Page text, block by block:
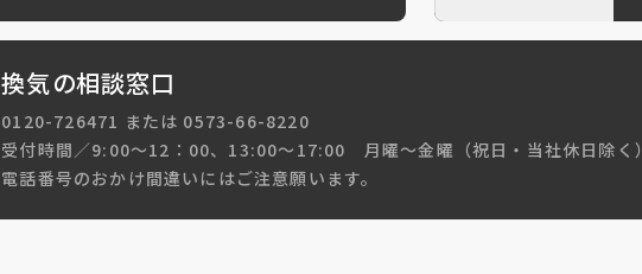
換気の相談窓口
0120-726471 または 0573-66-8220
受付時間／9:00～12：00、13:00～17:00 月曜～金曜（祝日・当社休日除く）
電話番号のおかけ間違いにはご注意願います。